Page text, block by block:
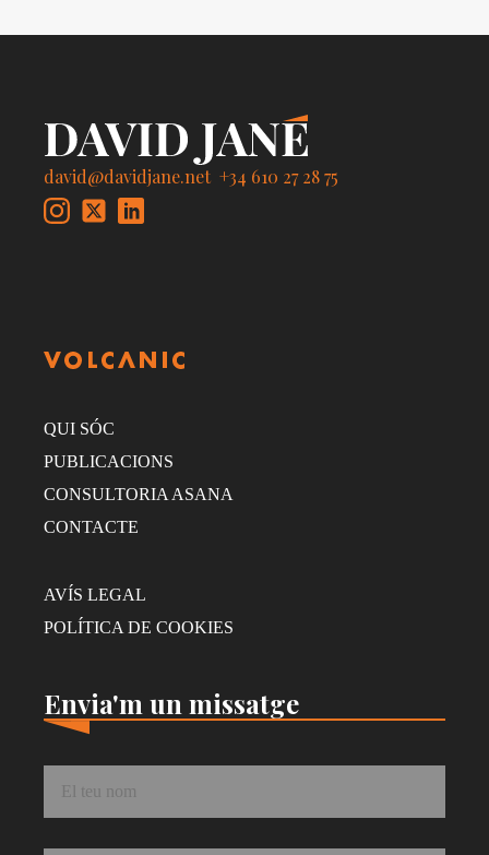
david@davidjane.net +34 610 27 28 75
QUI SÓC
PUBLICACIONS
CONSULTORIA ASANA
CONTACTE
AVÍS LEGAL
POLÍTICA DE COOKIES
Envia'm un missatge
Nom *
Correu *